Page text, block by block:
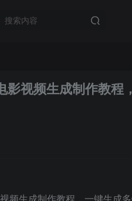
视频生成制作教程